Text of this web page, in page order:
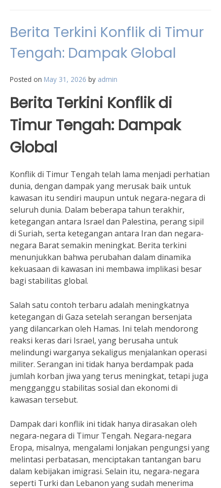
Berita Terkini Konflik di Timur
Tengah: Dampak Global
Posted on May 31, 2026 by admin
Berita Terkini Konflik di
Timur Tengah: Dampak
Global
Konflik di Timur Tengah telah lama menjadi perhatian
dunia, dengan dampak yang merusak baik untuk
kawasan itu sendiri maupun untuk negara-negara di
seluruh dunia. Dalam beberapa tahun terakhir,
ketegangan antara Israel dan Palestina, perang sipil
di Suriah, serta ketegangan antara Iran dan negara-
negara Barat semakin meningkat. Berita terkini
menunjukkan bahwa perubahan dalam dinamika
kekuasaan di kawasan ini membawa implikasi besar
bagi stabilitas global.
Salah satu contoh terbaru adalah meningkatnya
ketegangan di Gaza setelah serangan bersenjata
yang dilancarkan oleh Hamas. Ini telah mendorong
reaksi keras dari Israel, yang berusaha untuk
melindungi warganya sekaligus menjalankan operasi
militer. Serangan ini tidak hanya berdampak pada
jumlah korban jiwa yang terus meningkat, tetapi juga
mengganggu stabilitas sosial dan ekonomi di
kawasan tersebut.
Dampak dari konflik ini tidak hanya dirasakan oleh
negara-negara di Timur Tengah. Negara-negara
Eropa, misalnya, mengalami lonjakan pengungsi yang
melintasi perbatasan, menciptakan tantangan baru
dalam kebijakan imigrasi. Selain itu, negara-negara
seperti Turki dan Lebanon yang sudah menerima